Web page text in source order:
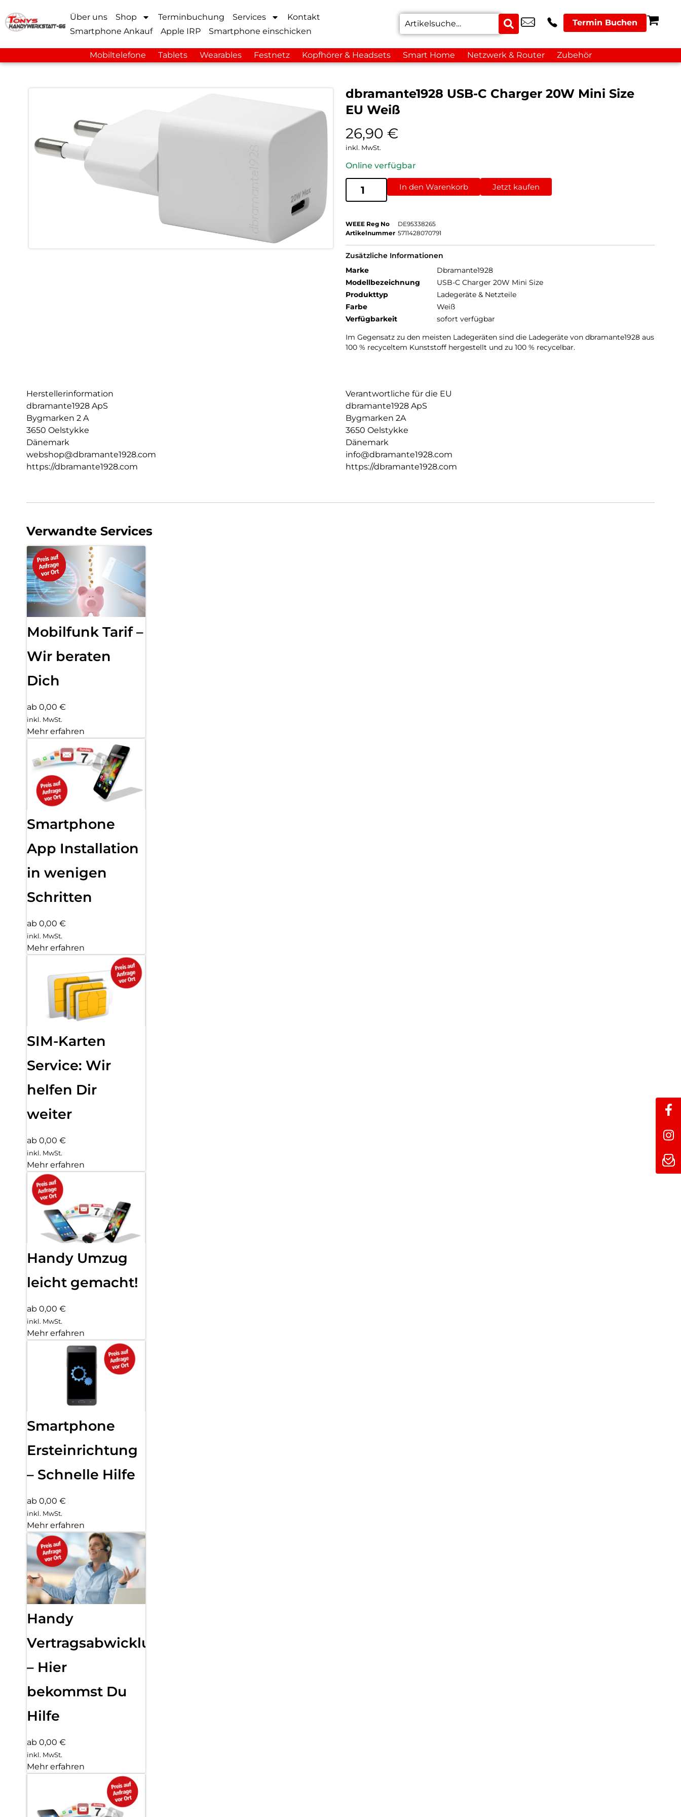
Über uns Shop Terminbuchung Services
Kontakt
Smartphone Ankauf
Apple IRP Smartphone einschicken
Termin Buchen
Mobiltelefone Tablets Wearables Festnetz Kopfhörer & Headsets Smart Home Netzwerk & Router Zubehör
dbramante1928 USB-C Charger 20W Mini Size
EU Weiß
26,90 €
inkl. MwSt.
Online verfügbar
In den Warenkorb Jetzt kaufen
WEEE Reg No
DE95338265
Artikelnummer 5711428070791
Zusätzliche Informationen
Marke
Dbramante1928
Modellbezeichnung
USB-C Charger 20W Mini Size
Produkttyp
Ladegeräte & Netzteile
Farbe
Weiß
Verfügbarkeit
sofort verfügbar
Im Gegensatz zu den meisten Ladegeräten sind die Ladegeräte von dbramante1928 aus
100 % recyceltem Kunststoff hergestellt und zu 100 % recycelbar.
Herstellerinformation
dbramante1928 ApS
Bygmarken 2 A
3650 Oelstykke
Dänemark
webshop@dbramante1928.com
https://dbramante1928.com
Verantwortliche für die EU
dbramante1928 ApS
Bygmarken 2A
3650 Oelstykke
Dänemark
info@dbramante1928.com
https://dbramante1928.com
Verwandte Services
Mobilfunk Tarif –
Wir beraten
Dich
ab 0,00 €
inkl. MwSt.
Mehr erfahren
Smartphone
App Installation
in wenigen
Schritten
ab 0,00 €
inkl. MwSt.
Mehr erfahren
SIM-Karten
Service: Wir
helfen Dir
weiter
ab 0,00 €
inkl. MwSt.
Mehr erfahren
Handy Umzug
leicht gemacht!
ab 0,00 €
inkl. MwSt.
Mehr erfahren
Smartphone
Ersteinrichtung
– Schnelle Hilfe
ab 0,00 €
inkl. MwSt.
Mehr erfahren
Handy
Vertragsabwicklung
– Hier
bekommst Du
Hilfe
ab 0,00 €
inkl. MwSt.
Mehr erfahren